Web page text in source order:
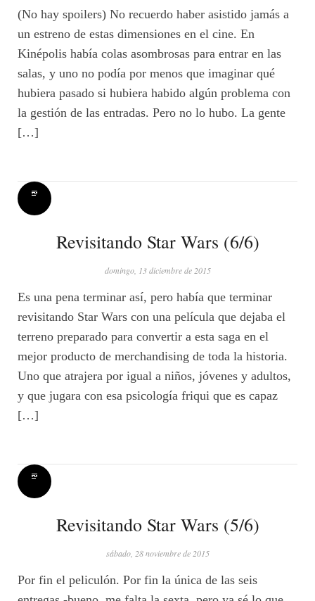
(No hay spoilers) No recuerdo haber asistido jamás a
un estreno de estas dimensiones en el cine. En
Kinépolis había colas asombrosas para entrar en las
salas, y uno no podía por menos que imaginar qué
hubiera pasado si hubiera habido algún problema con
la gestión de las entradas. Pero no lo hubo. La gente
[…]
Revisitando Star Wars (6/6)
domingo, 13 diciembre de 2015
Es una pena terminar así, pero había que terminar
revisitando Star Wars con una película que dejaba el
terreno preparado para convertir a esta saga en el
mejor producto de merchandising de toda la historia.
Uno que atrajera por igual a niños, jóvenes y adultos,
y que jugara con esa psicología friqui que es capaz
[…]
Revisitando Star Wars (5/6)
sábado, 28 noviembre de 2015
Por fin el peliculón. Por fin la única de las seis